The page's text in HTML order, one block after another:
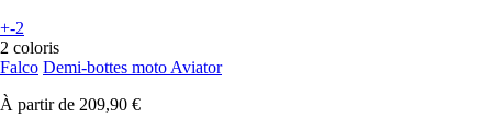
+-2
2 coloris
Falco Demi-bottes moto Aviator
À partir de 209,90 €